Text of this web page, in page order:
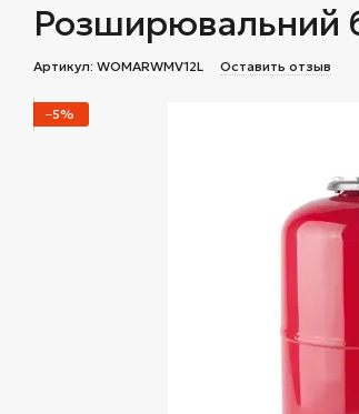
Розширювальний
Артикул: WOMARWMV12L Оставить отзыв
−5%